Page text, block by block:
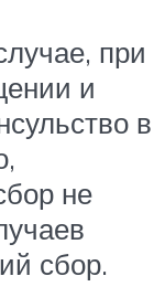
при
и
в
не
сбор.